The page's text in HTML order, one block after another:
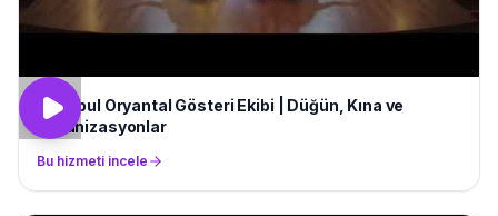
İstanbul Oryantal Gösteri Ekibi | Düğün, Kına ve
Organizasyonlar
Bu hizmeti incele